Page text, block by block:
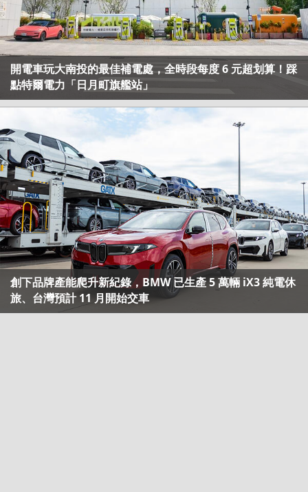
開電車玩大南投的最佳補電處，全時段每度 6 元超划算！踩
點特爾電力「日月町旗艦站」
創下品牌產能爬升新紀錄，BMW 已生產 5 萬輛 iX3 純電休
旅、台灣預計 11 月開始交車